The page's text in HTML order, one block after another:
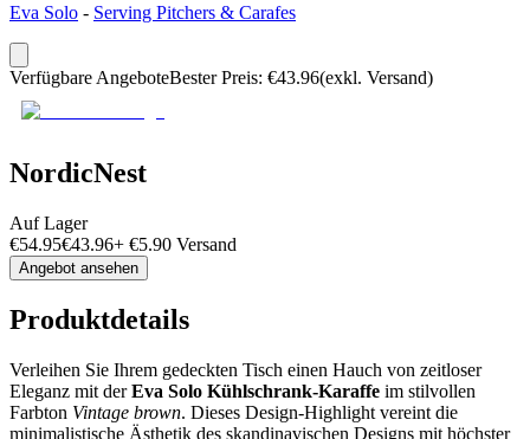
Eva Solo - Serving Pitchers & Carafes
Verfügbare AngeboteBester Preis: €43.96(exkl. Versand)
NordicNest
Auf Lager
€54.95€43.96+ €5.90 Versand
Angebot ansehen
Produktdetails
Verleihen Sie Ihrem gedeckten Tisch einen Hauch von zeitloser
Eleganz mit derEva Solo Kühlschrank-Karaffe im stilvollen
Farbton Vintage brown. Dieses Design-Highlight vereint die
minimalistische Ästhetik des skandinavischen Designs mit höchster